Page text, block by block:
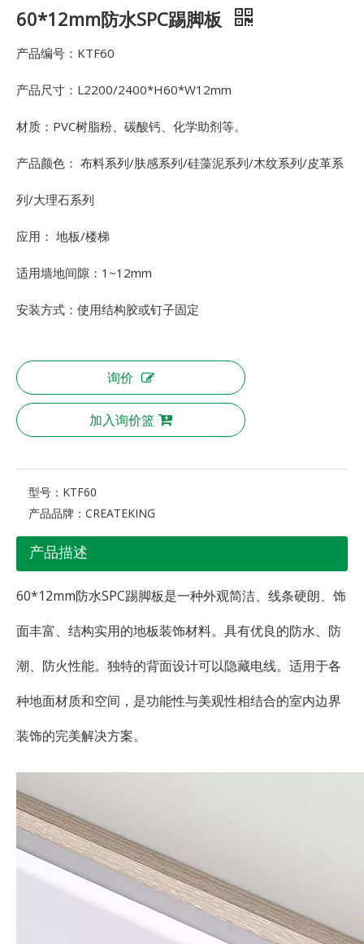
60*12mm防水SPC踢脚板
产品编号：KTF60
产品尺寸：L2200/2400*H60*W12mm
材质：PVC树脂粉、碳酸钙、化学助剂等。
产品颜色： 布料系列/肤感系列/硅藻泥系列/木纹系列/皮革系
列/大理石系列
应用： 地板/楼梯
适用墙地间隙：1~12mm
安装方式：使用结构胶或钉子固定
询价
加入询价篮
型号： KTF60
产品品牌： CREATEKING
产品描述
60*12mm防水SPC踢脚板是一种外观简洁、线条硬朗、饰
面丰富、结构实用的地板装饰材料。具有优良的防水、防
潮、防火性能。独特的背面设计可以隐藏电线。适用于各
种地面材质和空间，是功能性与美观性相结合的室内边界
装饰的完美解决方案。